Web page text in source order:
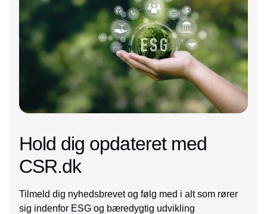
Hold dig opdateret med
CSR.dk
Tilmeld dig nyhedsbrevet og følg med i alt som rører
sig indenfor ESG og bæredygtig udvikling